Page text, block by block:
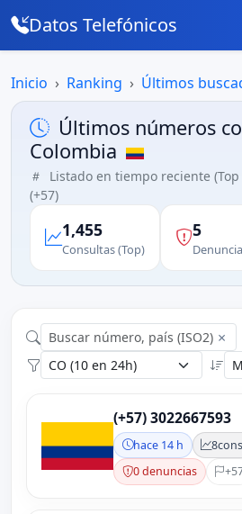
Datos Telefónicos
Inicio Ranking Últimos
Últimos números
Colombia
Listado en tiempo reciente (Top
(+57)
1,455
Consultas (Top)
5
×
(+57) 3022667593
hace 14 h 8
0 denuncias